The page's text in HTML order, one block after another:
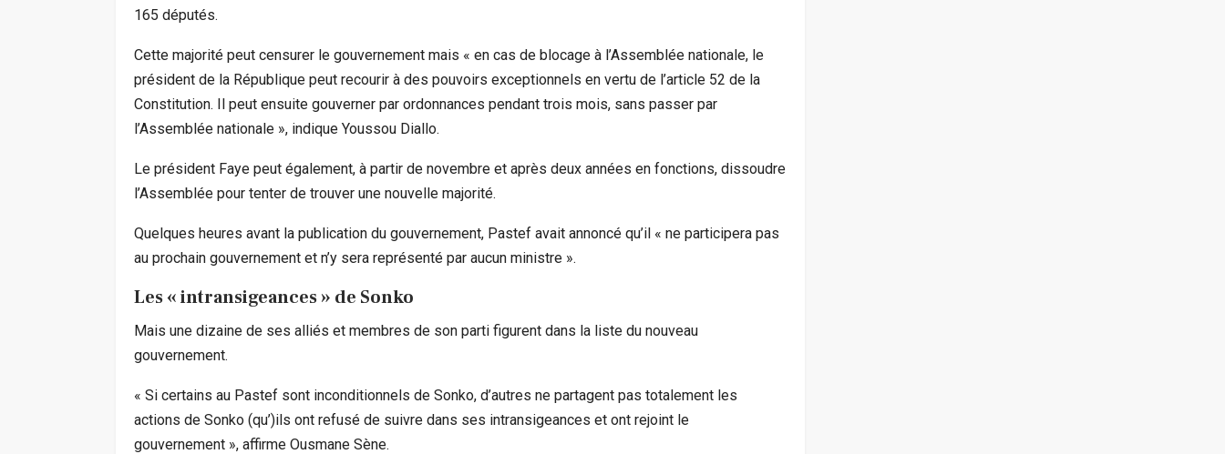
165 députés.
Cette majorité peut censurer le gouvernement mais « en cas de blocage à l’Assemblée nationale, le
président de la République peut recourir à des pouvoirs exceptionnels en vertu de l’article 52 de la
Constitution. Il peut ensuite gouverner par ordonnances pendant trois mois, sans passer par
l’Assemblée nationale », indique Youssou Diallo.
Le président Faye peut également, à partir de novembre et après deux années en fonctions, dissoudre
l’Assemblée pour tenter de trouver une nouvelle majorité.
Quelques heures avant la publication du gouvernement, Pastef avait annoncé qu’il « ne participera pas
au prochain gouvernement et n’y sera représenté par aucun ministre ».
Les « intransigeances » de Sonko
Mais une dizaine de ses alliés et membres de son parti figurent dans la liste du nouveau
gouvernement.
« Si certains au Pastef sont inconditionnels de Sonko, d’autres ne partagent pas totalement les
actions de Sonko (qu’)ils ont refusé de suivre dans ses intransigeances et ont rejoint le
gouvernement », affirme Ousmane Sène.